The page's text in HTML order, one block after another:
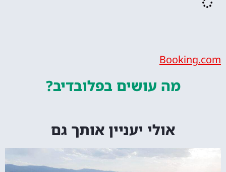
מה עושים בפלובדיב?
אולי יעניין אותך גם